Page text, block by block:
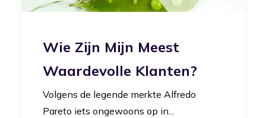
Wie Zijn Mijn Meest
Waardevolle Klanten?
Volgens de legende merkte Alfredo
Pareto iets ongewoons op in...